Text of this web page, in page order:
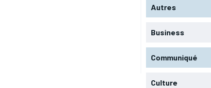
Autres
Business
Communiqué
Culture